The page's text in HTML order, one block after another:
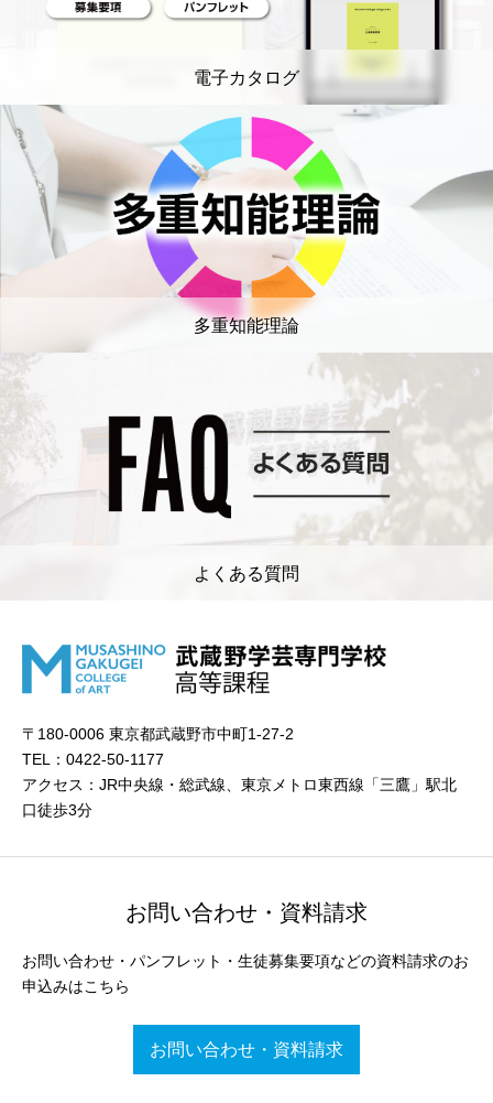
電子カタログ
多重知能理論
よくある質問
〒180-0006 東京都武蔵野市中町1-27-2
TEL：0422-50-1177
アクセス：JR中央線・総武線、東京メトロ東西線「三鷹」駅北
口徒歩3分
お問い合わせ・資料請求
お問い合わせ・パンフレット・生徒募集要項などの資料請求のお
申込みはこちら
お問い合わせ・資料請求